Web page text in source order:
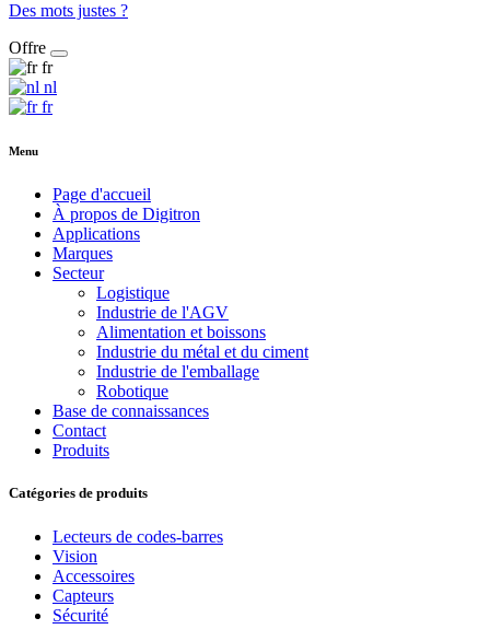
Des mots justes ?
Offre
fr
nl
fr
Menu
Page d'accueil
À propos de Digitron
Applications
Marques
Secteur
Logistique
Industrie de l'AGV
Alimentation et boissons
Industrie du métal et du ciment
Industrie de l'emballage
Robotique
Base de connaissances
Contact
Produits
Catégories de produits
Lecteurs de codes-barres
Vision
Accessoires
Capteurs
Sécurité